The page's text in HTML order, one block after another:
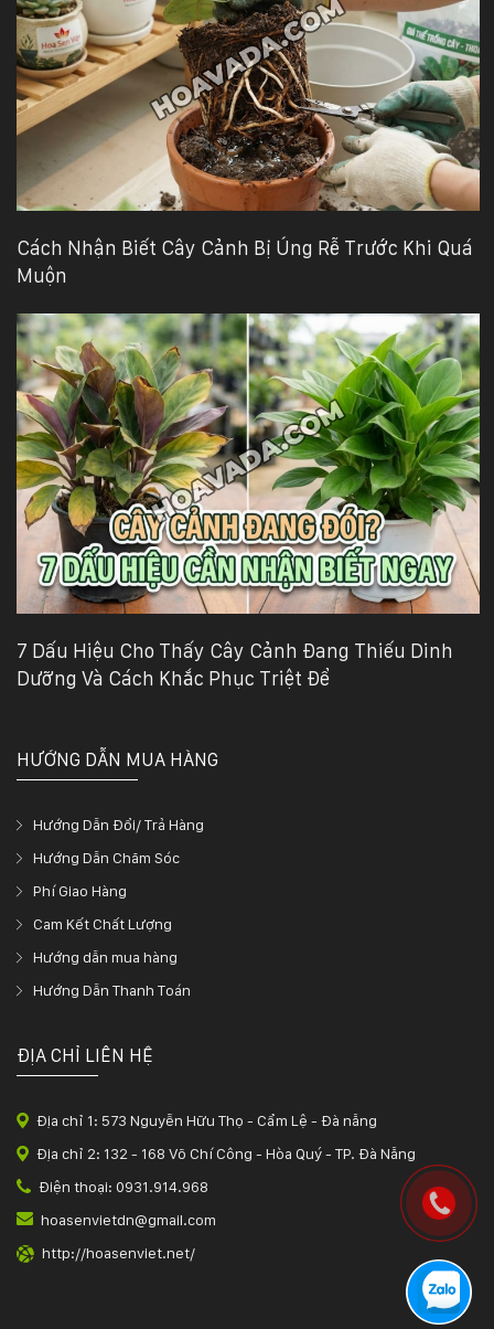
Cách Nhận Biết Cây Cảnh Bị Úng Rễ Trước Khi Quá
Muộn
7 Dấu Hiệu Cho Thấy Cây Cảnh Đang Thiếu Dinh
Dưỡng Và Cách Khắc Phục Triệt Để
HƯỚNG DẪN MUA HÀNG
Hướng Dẫn Đổi/ Trả Hàng
Hướng Dẫn Chăm Sóc
Phí Giao Hàng
Cam Kết Chất Lượng
Hướng dẫn mua hàng
Hướng Dẫn Thanh Toán
ĐỊA CHỈ LIÊN HỆ
Địa chỉ 1: 573 Nguyễn Hữu Thọ - Cẩm Lệ - Đà nẵng
Địa chỉ 2: 132 - 168 Võ Chí Công - Hòa Quý - TP. Đà Nẵng
Điện thoại: 0931.914.968
hoasenvietdn@gmail.com
http://hoasenviet.net/